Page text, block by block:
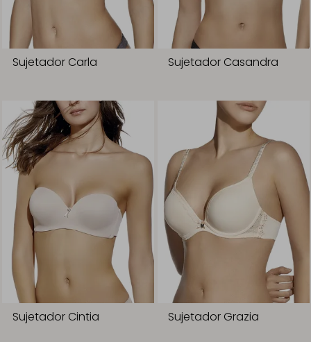
Sujetador Carla Sujetador Casandra
Sujetador Cintia Sujetador Grazia